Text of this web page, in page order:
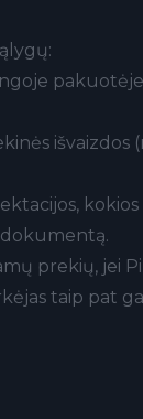
kokios
prekių, jei
taip